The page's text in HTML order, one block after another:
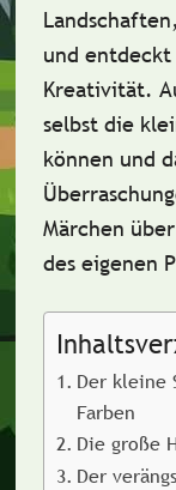
und
Kreativität.
selbst die
können und
Märchen über
des eigenen
Der kleine
Farben
Die große
Der